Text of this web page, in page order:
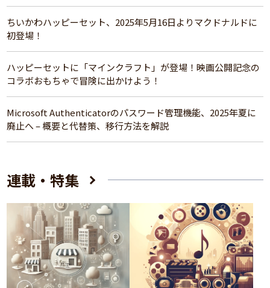
ちいかわハッピーセット、2025年5月16日よりマクドナルドに
初登場！
ハッピーセットに「マインクラフト」が登場！映画公開記念の
コラボおもちゃで冒険に出かけよう！
Microsoft Authenticatorのパスワード管理機能、2025年夏に
廃止へ – 概要と代替策、移行方法を解説
連載・特集